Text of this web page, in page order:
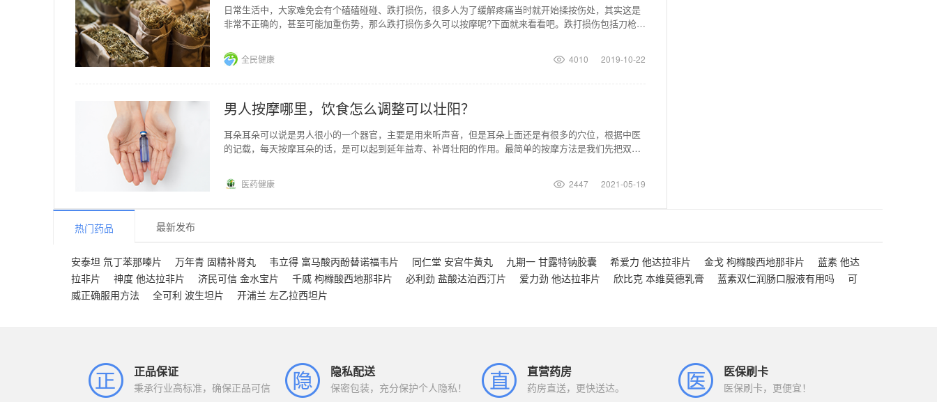
日常生活中，大家难免会有个磕磕碰碰、跌打损伤，很多人为了缓解疼痛当时就开始揉按伤处，其实这是
非常不正确的，甚至可能加重伤势，那么跌打损伤多久可以按摩呢?下面就来看看吧。跌打损伤包括刀枪、
全民健康 4010 2019-10-22
男人按摩哪里，饮食怎么调整可以壮阳？
耳朵耳朵可以说是男人很小的一个器官，主要是用来听声音，但是耳朵上面还是有很多的穴位，根据中医
的记载，每天按摩耳朵的话，是可以起到延年益寿、补肾壮阳的作用。最简单的按摩方法是我们先把双手
医药健康 2447 2021-05-19
热门药品 最新发布
安泰坦 氘丁苯那嗪片 万年青 固精补肾丸 韦立得 富马酸丙酚替诺福韦片 同仁堂 安宫牛黄丸 九期一 甘露特钠胶囊 希爱力 他达拉非片 金戈 枸橼酸西地那非片
蓝素 他达
拉非片
神度 他达拉非片 济民可信 金水宝片 千威 枸橼酸西地那非片 必利劲 盐酸达泊西汀片 爱力劲 他达拉非片 欣比克 本维莫德乳膏 蓝素双仁润肠口服液有用吗
可
威正确服用方法
全可利 波生坦片 开浦兰 左乙拉西坦片
正品保证
秉承行业高标准，确保正品可信
隐私配送
保密包装，充分保护个人隐私！
直营药房
药房直送，更快送达。
医保刷卡
医保刷卡，更便宜！